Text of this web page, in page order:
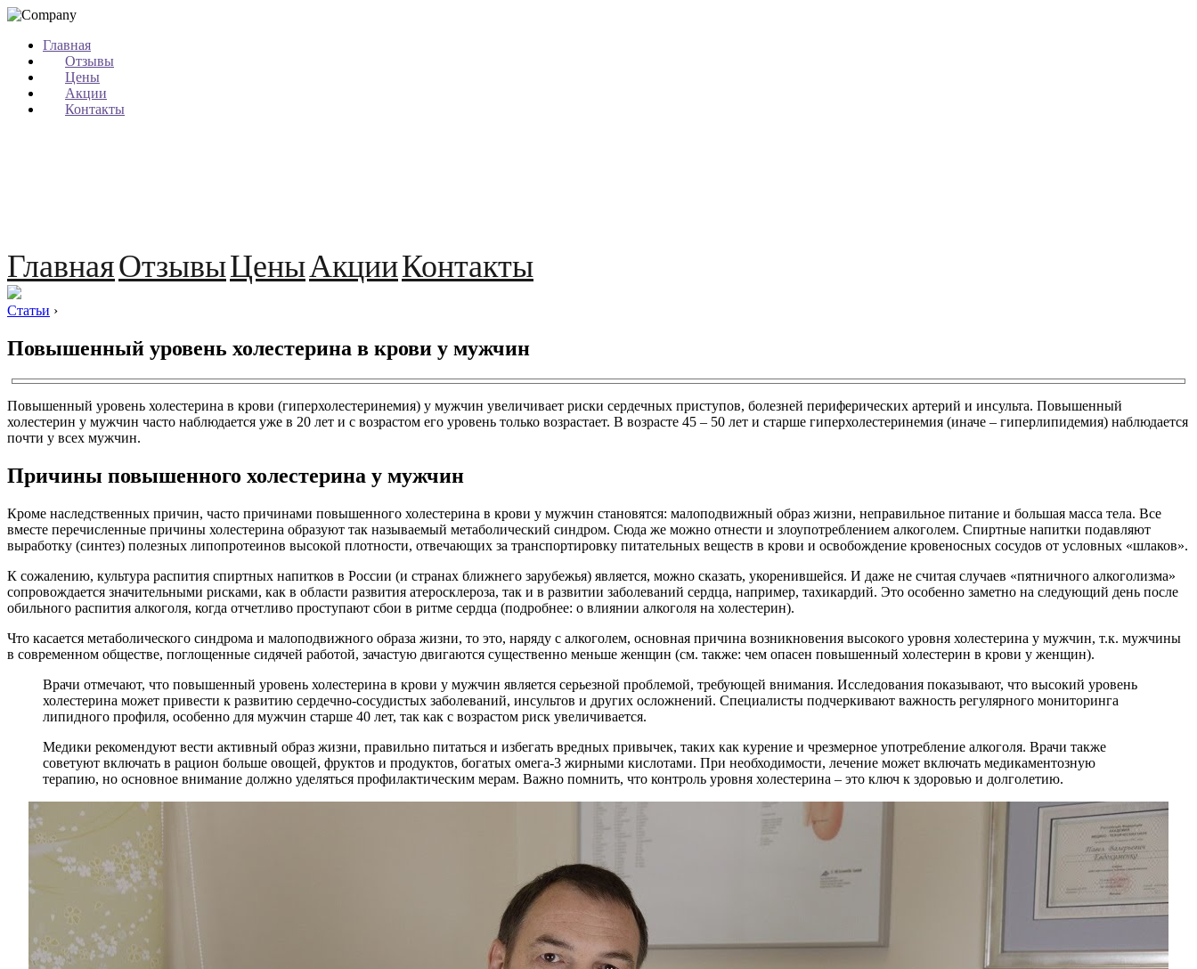
Главная
Отзывы
Цены
Акции
Контакты
ГлавнаяОтзывыЦеныАкцииКонтакты
Статьи ›
Повышенный уровень холестерина в крови у мужчин
Повышенный уровень холестерина в крови (гиперхолестеринемия) у мужчин увеличивает риски сердечных приступов, болезней периферических артерий и инсульта. Повышенный
холестерин у мужчин часто наблюдается уже в 20 лет и с возрастом его уровень только возрастает. В возрасте 45 – 50 лет и старше гиперхолестеринемия (иначе – гиперлипидемия) наблюдается
почти у всех мужчин.
Причины повышенного холестерина у мужчин
Кроме наследственных причин, часто причинами повышенного холестерина в крови у мужчин становятся: малоподвижный образ жизни, неправильное питание и большая масса тела. Все
вместе перечисленные причины холестерина образуют так называемый метаболический синдром. Сюда же можно отнести и злоупотреблением алкоголем. Спиртные напитки подавляют
выработку (синтез) полезных липопротеинов высокой плотности, отвечающих за транспортировку питательных веществ в крови и освобождение кровеносных сосудов от условных «шлаков».
К сожалению, культура распития спиртных напитков в России (и странах ближнего зарубежья) является, можно сказать, укоренившейся. И даже не считая случаев «пятничного алкоголизма»
сопровождается значительными рисками, как в области развития атеросклероза, так и в развитии заболеваний сердца, например, тахикардий. Это особенно заметно на следующий день после
обильного распития алкоголя, когда отчетливо проступают сбои в ритме сердца (подробнее: о влиянии алкоголя на холестерин).
Что касается метаболического синдрома и малоподвижного образа жизни, то это, наряду с алкоголем, основная причина возникновения высокого уровня холестерина у мужчин, т.к. мужчины
в современном обществе, поглощенные сидячей работой, зачастую двигаются существенно меньше женщин (см. также: чем опасен повышенный холестерин в крови у женщин).
Врачи отмечают, что повышенный уровень холестерина в крови у мужчин является серьезной проблемой, требующей внимания. Исследования показывают, что высокий уровень
холестерина может привести к развитию сердечно-сосудистых заболеваний, инсультов и других осложнений. Специалисты подчеркивают важность регулярного мониторинга
липидного профиля, особенно для мужчин старше 40 лет, так как с возрастом риск увеличивается.
Медики рекомендуют вести активный образ жизни, правильно питаться и избегать вредных привычек, таких как курение и чрезмерное употребление алкоголя. Врачи также
советуют включать в рацион больше овощей, фруктов и продуктов, богатых омега-3 жирными кислотами. При необходимости, лечение может включать медикаментозную
терапию, но основное внимание должно уделяться профилактическим мерам. Важно помнить, что контроль уровня холестерина – это ключ к здоровью и долголетию.